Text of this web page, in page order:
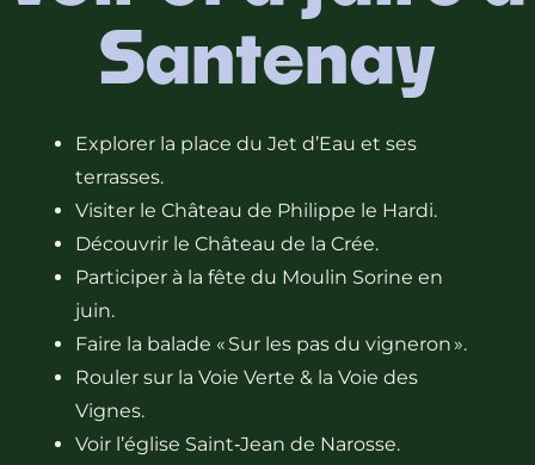
Santenay
Explorer la place du Jet d’Eau et ses
terrasses.
Visiter le Château de Philippe le Hardi.
Découvrir le Château de la Crée.
Participer à la fête du Moulin Sorine en
juin.
Faire la balade « Sur les pas du vigneron ».
Rouler sur la Voie Verte & la Voie des
Vignes.
Voir l’église Saint‑Jean de Narosse.